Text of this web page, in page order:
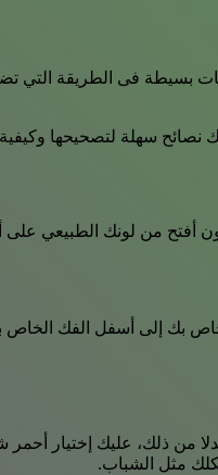
بسيطة فى الطريقة التي
سهلة لتصحيحها وكيفية
أفتح من لونك الطبيعي
بك إلى أسفل الفك الخاص
من ذلك، عليك إختيار
مثل الشباب.